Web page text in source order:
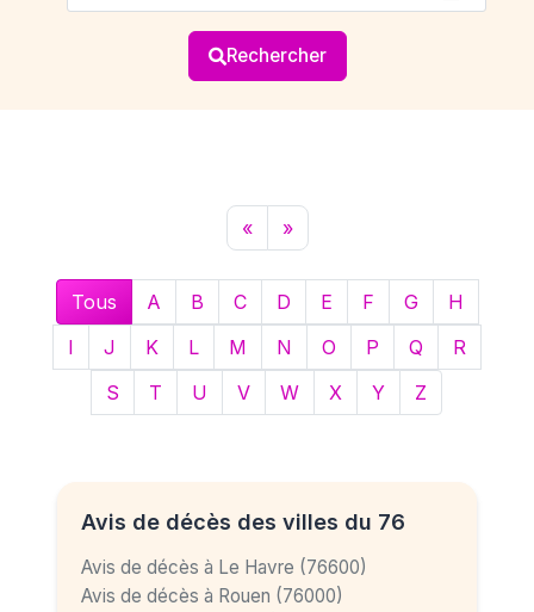
Rechercher
« »
Tous A B C D E F G
H
I
J K L M N O P Q
R
S
T U V W X Y Z
Avis de décès des villes du 76
Avis de décès à Le Havre (76600)
Avis de décès à Rouen (76000)